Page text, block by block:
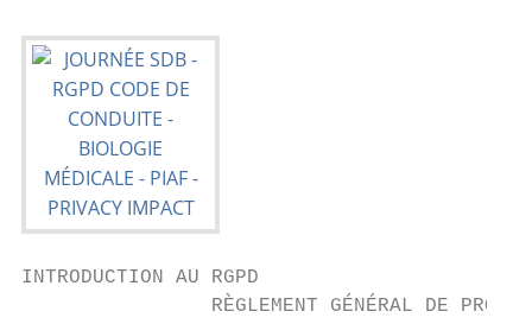
INTRODUCTION AU RGPD
RÈGLEMENT GÉNÉRAL DE